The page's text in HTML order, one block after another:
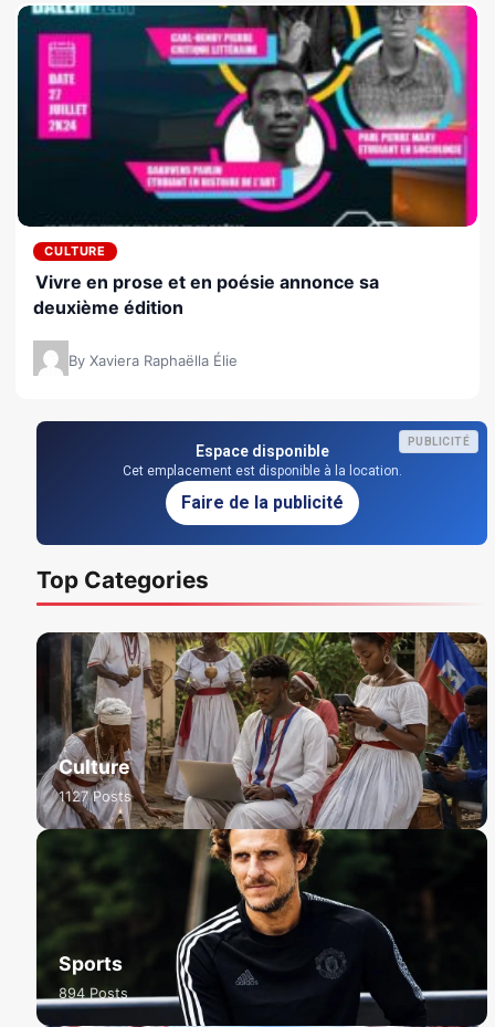
CULTURE
Vivre en prose et en poésie annonce sa
deuxième édition
By Xaviera Raphaëlla Élie
PUBLICITÉ
Espace disponible
Cet emplacement est disponible à la location.
Faire de la publicité
Top Categories
Culture
1127 Posts
Sports
894 Posts